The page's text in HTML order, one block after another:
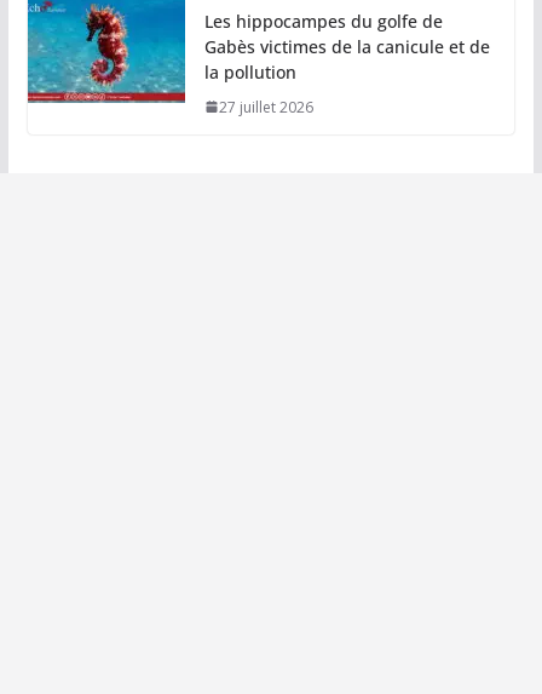
Les hippocampes du golfe de
Gabès victimes de la canicule et de
la pollution
27 juillet 2026